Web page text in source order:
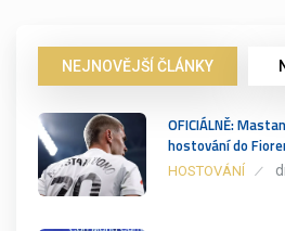
NEJNOVĚJŠÍ ČLÁNKY
OFICIÁLNĚ:
hostování do
HOSTOVÁNÍ